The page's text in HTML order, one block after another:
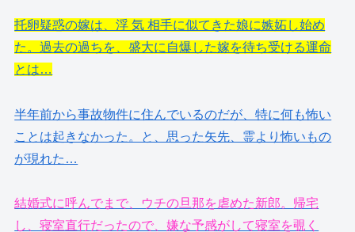
托卵疑惑の嫁は、浮 気 相手に似てきた娘に嫉妬し始め
た。過去の過ちを、盛大に自爆した嫁を待ち受ける運命
とは…
半年前から事故物件に住んでいるのだが、特に何も怖い
ことは起きなかった。と、思った矢先、霊より怖いもの
が現れた…
結婚式に呼んでまで、ウチの旦那を虐めた新郎。帰宅
し、寝室直行だったので、嫌な予感がして寝室を覗く